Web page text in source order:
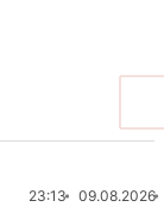
23:13 09.08.2026